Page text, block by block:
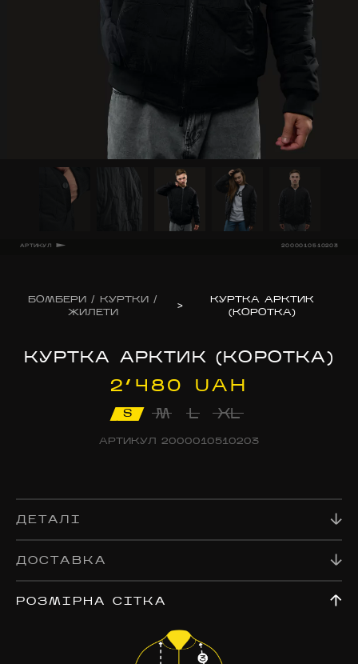
АРТИКУЛ 2000010510203
БОМБЕРИ / КУРТКИ /
ЖИЛЕТИ
>
КУРТКА АРКТИК
(КОРОТКА)
АРТИКУЛ 2000010510203
КУРТКА АРКТИК (КОРОТКА)
2’480 UAH
ДЕТАЛІ
ДОСТАВКА
РОЗМІРНА СІТКА
S M L XL